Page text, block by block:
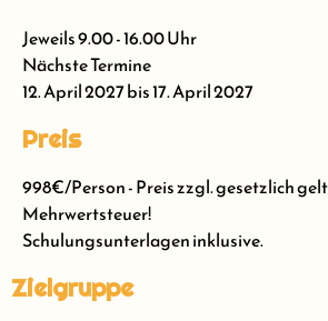
Jeweils 9.00 - 16.00 Uhr
Nächste Termine
12. April 2027 bis 17. April 2027
Preis
998€/Person - Preis zzgl. gesetzlich
Mehrwertsteuer!
Schulungsunterlagen inklusive.
Zielgruppe